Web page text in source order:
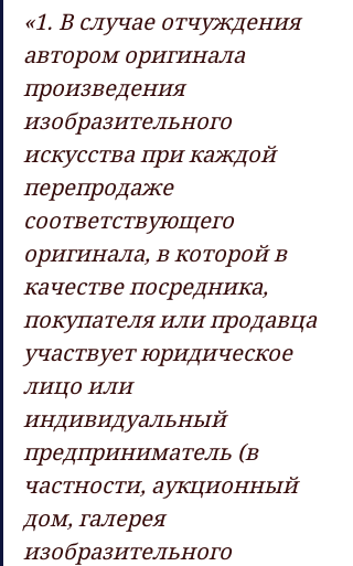
«1. В случае отчуждения
автором оригинала
произведения
изобразительного
искусства при каждой
перепродаже
соответствующего
оригинала, в которой в
качестве посредника,
покупателя или продавца
участвует юридическое
лицо или
индивидуальный
предприниматель (в
частности, аукционный
дом, галерея
изобразительного